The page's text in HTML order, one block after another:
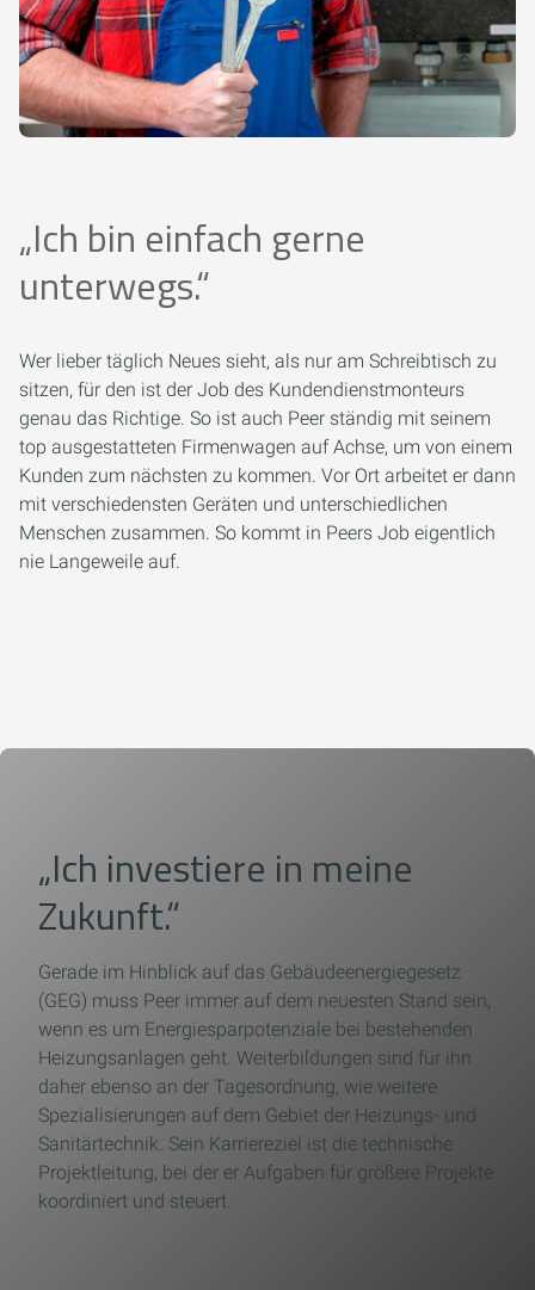
„Ich bin einfach gerne
unterwegs.“
Wer lieber täglich Neues sieht, als nur am Schreibtisch zu
sitzen, für den ist der Job des Kundendienstmonteurs
genau das Richtige. So ist auch Peer ständig mit seinem
top ausgestatteten Firmenwagen auf Achse, um von einem
Kunden zum nächsten zu kommen. Vor Ort arbeitet er dann
mit verschiedensten Geräten und unterschiedlichen
Menschen zusammen. So kommt in Peers Job eigentlich
nie Langeweile auf.
„Ich investiere in meine
Zukunft.“
Gerade im Hinblick auf das Gebäudeenergiegesetz
(GEG) muss Peer immer auf dem neuesten Stand sein,
wenn es um Energiesparpotenziale bei bestehenden
Heizungsanlagen geht. Weiterbildungen sind für ihn
daher ebenso an der Tagesordnung, wie weitere
Spezialisierungen auf dem Gebiet der Heizungs- und
Sanitärtechnik. Sein Karriereziel ist die technische
Projektleitung, bei der er Aufgaben für größere Projekte
koordiniert und steuert.